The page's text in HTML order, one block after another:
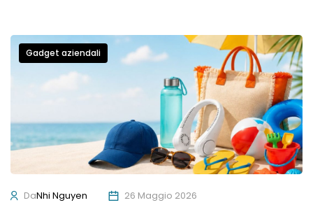
Gadget aziendali
DaNhi Nguyen 26 Maggio 2026